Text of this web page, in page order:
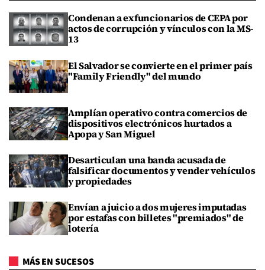
Condenan a exfuncionarios de CEPA por
actos de corrupción y vínculos con la MS-
13
El Salvador se convierte en el primer país
"Family Friendly" del mundo
Amplían operativo contra comercios de
dispositivos electrónicos hurtados a
Apopa y San Miguel
Desarticulan una banda acusada de
falsificar documentos y vender vehículos
y propiedades
Envían a juicio a dos mujeres imputadas
por estafas con billetes "premiados" de
lotería
MÁS EN SUCESOS